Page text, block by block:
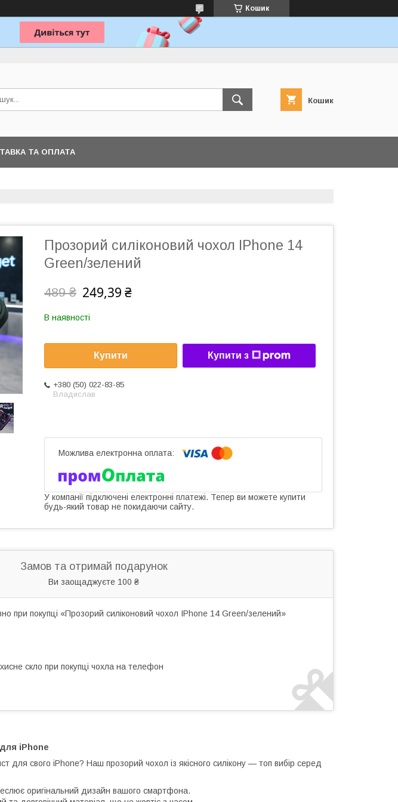
Кошик
Кошик
ТА ОПЛАТА
Прозорий силіконовий чохол IPhone 14
Green/зелений
489 ₴ 249,39 ₴
В наявності
Купити Купити з
+380 (50) 022-83-85
Владислав
У компанії підключені електронні платежі. Тепер ви можете купити
будь-який товар не покидаючи сайту.
Замов та отримай подарунок
Ви заощаджуєте 100 ₴
при покупці «Прозорий силіконовий чохол IPhone 14 Green/зелений»
скло при покупці чохла на телефон
iPhone
для свого iPhone? Наш прозорий чохол із якісного силікону — топ вибір серед
оригінальний дизайн вашого смартфона.